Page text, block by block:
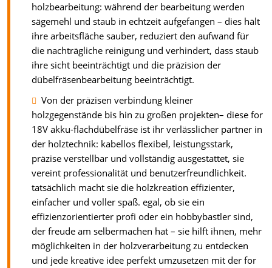
holzbearbeitung: während der bearbeitung werden
sägemehl und staub in echtzeit aufgefangen – dies hält
ihre arbeitsfläche sauber, reduziert den aufwand für
die nachträgliche reinigung und verhindert, dass staub
ihre sicht beeinträchtigt und die präzision der
dübelfräsenbearbeitung beeinträchtigt.
Von der präzisen verbindung kleiner
holzgegenstände bis hin zu großen projekten– diese for
18V akku-flachdübelfräse ist ihr verlässlicher partner in
der holztechnik: kabellos flexibel, leistungsstark,
präzise verstellbar und vollständig ausgestattet, sie
vereint professionalität und benutzerfreundlichkeit.
tatsächlich macht sie die holzkreation effizienter,
einfacher und voller spaß. egal, ob sie ein
effizienzorientierter profi oder ein hobbybastler sind,
der freude am selbermachen hat – sie hilft ihnen, mehr
möglichkeiten in der holzverarbeitung zu entdecken
und jede kreative idee perfekt umzusetzen mit der for